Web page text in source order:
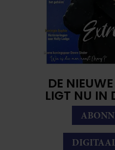
DE
LIGT NU IN